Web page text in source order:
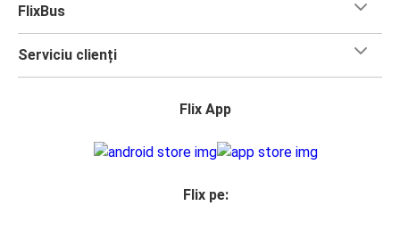
FlixBus
Serviciu clienți
Flix App
Flix pe: